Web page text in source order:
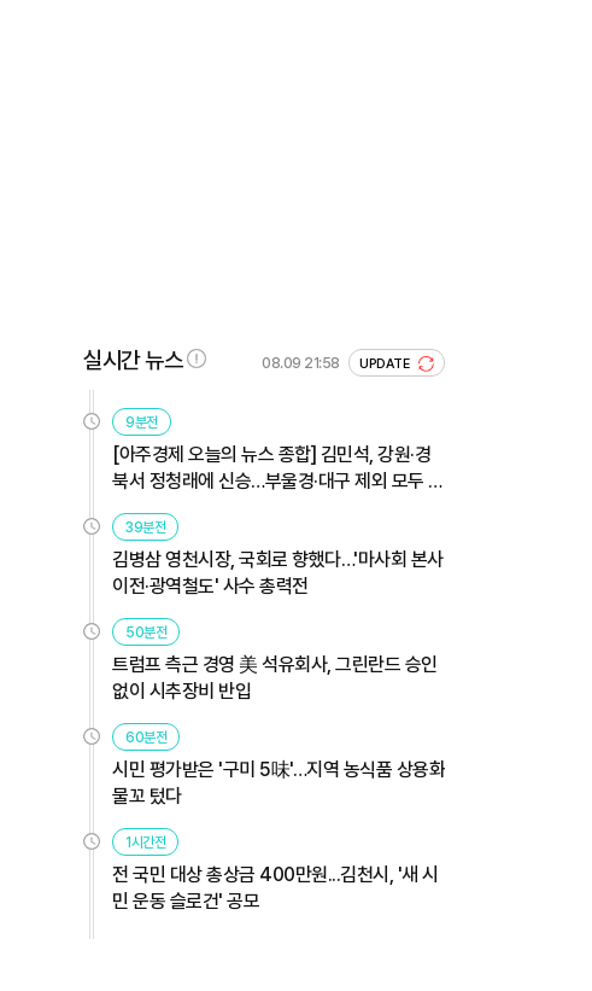
실시간 뉴스 08.09 21:58 UPDATE
9분전
[아주경제 오늘의 뉴스 종합] 김민석, 강원·경
북서 정청래에 신승…부울경·대구 제외 모두 웃
었다 外
39분전
김병삼 영천시장, 국회로 향했다…'마사회 본사
이전·광역철도' 사수 총력전
50분전
트럼프 측근 경영 美 석유회사, 그린란드 승인
없이 시추장비 반입
60분전
시민 평가받은 '구미 5味'…지역 농식품 상용화
물꼬 텄다
1시간전
전 국민 대상 총상금 400만원...김천시, '새 시
민 운동 슬로건' 공모